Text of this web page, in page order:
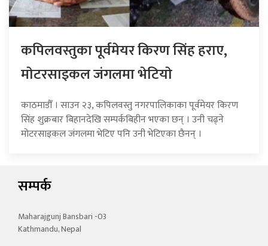
कपिलवस्तुका पूर्वमेयर किरण सिंह हराए,
माेटरसाइकल जंगलमा भेटियाे
काठमाडौँ । साउन २३, कपिलवस्तु नगरपालिकाका पूर्वमेयर किरण
सिंह शुक्रबार बिहानदेखि सम्पर्कबिहीन भएका छन् । उनी चढ्ने
मोटरसाइकल जंगलमा भेटिए पनि उनी भेटिएका छैनन् ।
सम्पर्क
Maharajgunj Bansbari -03
Kathmandu, Nepal